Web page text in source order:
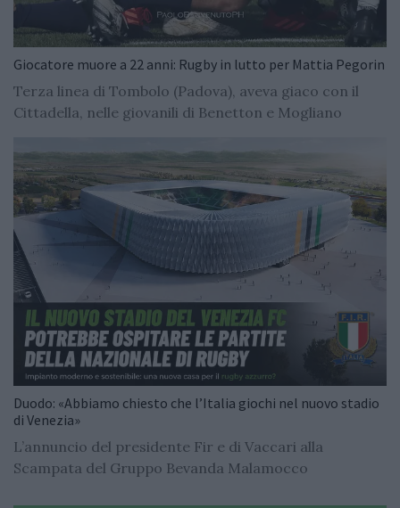
Giocatore muore a 22 anni: Rugby in lutto per Mattia Pegorin
Terza linea di Tombolo (Padova), aveva giaco con il
Cittadella, nelle giovanili di Benetton e Mogliano
Duodo: «Abbiamo chiesto che l’Italia giochi nel nuovo stadio
di Venezia»
L’annuncio del presidente Fir e di Vaccari alla
Scampata del Gruppo Bevanda Malamocco